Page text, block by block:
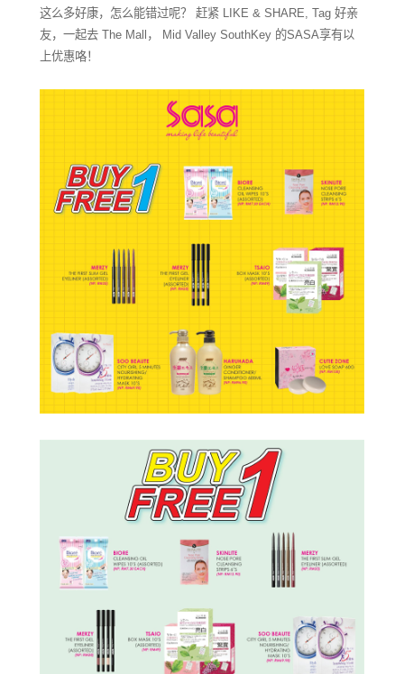
这么多好康，怎么能错过呢？ 赶紧 LIKE & SHARE, Tag 好亲
友，一起去 The Mall ， Mid Valley SouthKey 的SASA享有以
上优惠咯！